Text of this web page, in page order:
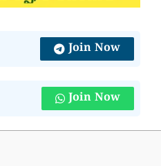
Join Now
Join Now